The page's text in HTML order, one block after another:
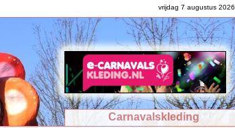
vrijdag 7 augustus 2026
Carnavalskleding